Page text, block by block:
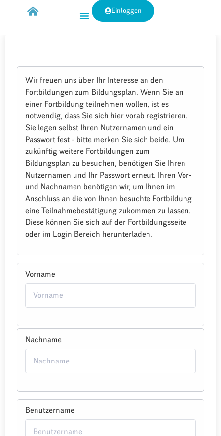
Einloggen
Wir freuen uns über Ihr Interesse an den
Fortbildungen zum Bildungsplan. Wenn Sie an
einer Fortbildung teilnehmen wollen, ist es
notwendig, dass Sie sich hier vorab registrieren.
Sie legen selbst Ihren Nutzernamen und ein
Passwort fest - bitte merken Sie sich beide. Um
zukünftig weitere Fortbildungen zum
Bildungsplan zu besuchen, benötigen Sie Ihren
Nutzernamen und Ihr Passwort erneut. Ihren Vor-
und Nachnamen benötigen wir, um Ihnen im
Anschluss an die von Ihnen besuchte Fortbildung
eine Teilnahmebestätigung zukommen zu lassen.
Diese können Sie sich auf der Fortbildungsseite
oder im Login Bereich herunterladen.
Vorname
Nachname
Benutzername